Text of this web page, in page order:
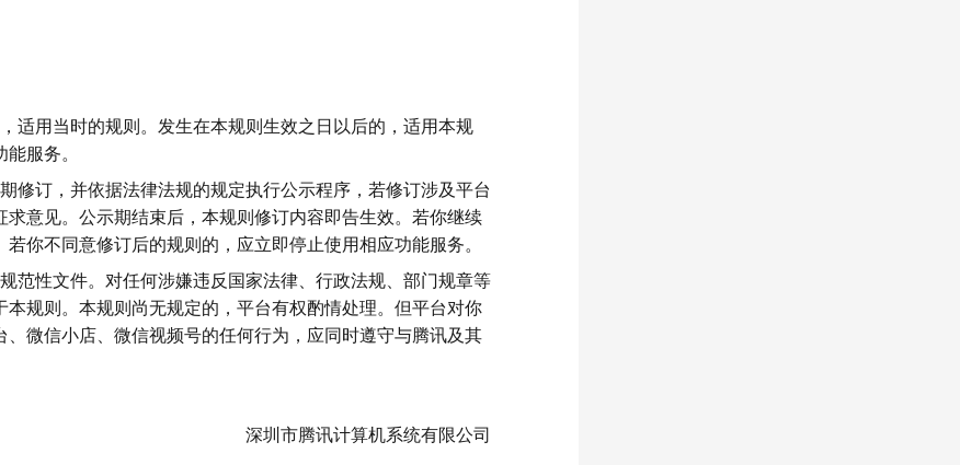
适用当时的规则。发生在本规则生效之日以后的，适用本规
服务。
修订，并依据法律法规的规定执行公示程序，若修订涉及平台
意见。公示期结束后，本规则修订内容即告生效。若你继续
你不同意修订后的规则的，应立即停止使用相应功能服务。
范性文件。对任何涉嫌违反国家法律、行政法规、部门规章等
规则。本规则尚无规定的，平台有权酌情处理。但平台对你
微信小店、微信视频号的任何行为，应同时遵守与腾讯及其
深圳市腾讯计算机系统有限公司